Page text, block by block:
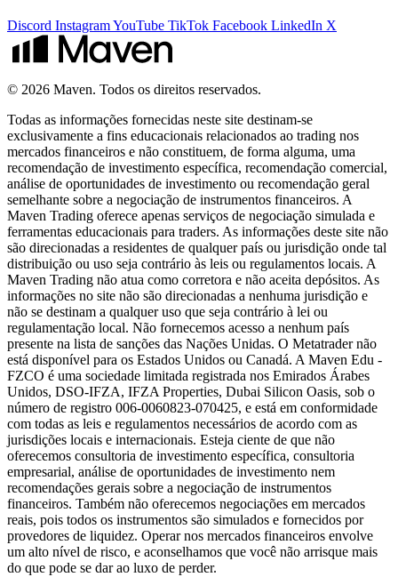
Discord InstagramYouTube TikTok Facebook LinkedIn X
© 2026 Maven. Todos os direitos reservados.
Todas as informações fornecidas neste site destinam-se
exclusivamente a fins educacionais relacionados ao trading nos
mercados financeiros e não constituem, de forma alguma, uma
recomendação de investimento específica, recomendação comercial,
análise de oportunidades de investimento ou recomendação geral
semelhante sobre a negociação de instrumentos financeiros. A
Maven Trading oferece apenas serviços de negociação simulada e
ferramentas educacionais para traders. As informações deste site não
são direcionadas a residentes de qualquer país ou jurisdição onde tal
distribuição ou uso seja contrário às leis ou regulamentos locais. A
Maven Trading não atua como corretora e não aceita depósitos. As
informações no site não são direcionadas a nenhuma jurisdição e
não se destinam a qualquer uso que seja contrário à lei ou
regulamentação local. Não fornecemos acesso a nenhum país
presente na lista de sanções das Nações Unidas. O Metatrader não
está disponível para os Estados Unidos ou Canadá. A Maven Edu -
FZCO é uma sociedade limitada registrada nos Emirados Árabes
Unidos, DSO-IFZA, IFZA Properties, Dubai Silicon Oasis, sob o
número de registro 006-0060823-070425, e está em conformidade
com todas as leis e regulamentos necessários de acordo com as
jurisdições locais e internacionais. Esteja ciente de que não
oferecemos consultoria de investimento específica, consultoria
empresarial, análise de oportunidades de investimento nem
recomendações gerais sobre a negociação de instrumentos
financeiros. Também não oferecemos negociações em mercados
reais, pois todos os instrumentos são simulados e fornecidos por
provedores de liquidez. Operar nos mercados financeiros envolve
um alto nível de risco, e aconselhamos que você não arrisque mais
do que pode se dar ao luxo de perder.